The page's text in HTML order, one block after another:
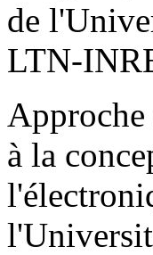
de
LTN-
Approche
à la